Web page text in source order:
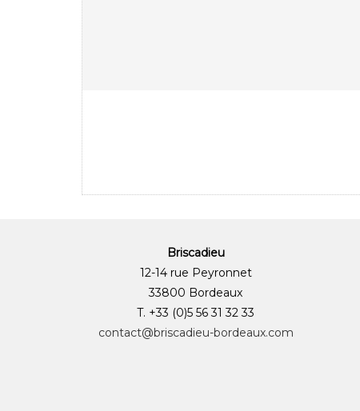
Briscadieu
12-14 rue Peyronnet
33800 Bordeaux
T. +33 (0)5 56 31 32 33
contact@briscadieu-bordeaux.com